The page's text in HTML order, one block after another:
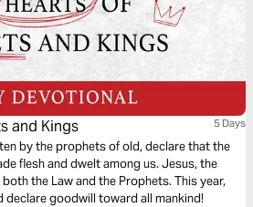
and Kings 5 Days
by the prophets of old, declare that the
flesh and dwelt among us. Jesus, the
the Law and the Prophets. This year,
declare goodwill toward all mankind!